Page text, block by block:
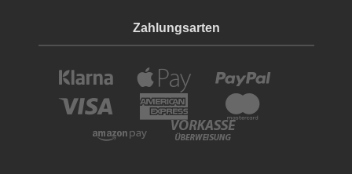
Zahlungsarten